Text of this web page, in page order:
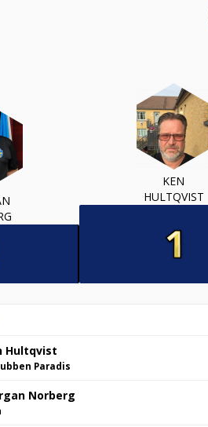
KEN
HULTQVIST
Hultqvist
Paradis
Norberg